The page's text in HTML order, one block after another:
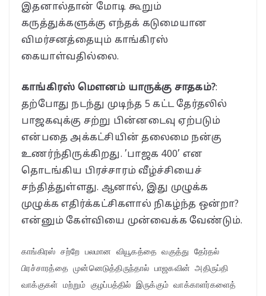
இதனால்தான் மோடி கூறும்
கருத்துக்களுக்கு எந்தக் கடுமையான
விமர்சனத்தையும் காங்கிரஸ்
கையாள்வதில்லை.
காங்கிரஸ் மௌனம் யாருக்கு சாதகம்?:
தற்போது நடந்து முடிந்த 5 கட்ட தேர்தலில்
பாஜகவுக்கு சற்று பின்னடைவு ஏற்படும்
என்பதை அக்கட்சியின் தலைமை நன்கு
உணர்ந்திருக்கிறது. ’பாஜக 400’ என
தொடங்கிய பிரச்சாரம் வீழ்ச்சியைச்
சந்தித்துள்ளது. ஆனால், இது முழுக்க
முழுக்க எதிர்க்கட்சிகளால் நிகழ்ந்த ஒன்றா?
என்னும் கேள்வியை முன்வைக்க வேண்டும்.
காங்கிரஸ் சற்றே பலமான வியூகத்தை வகுத்து தேர்தல்
பிரச்சாரத்தை முன்னெடுத்திருந்தால் பாஜகவின் அதிருப்தி
வாக்குகள் மற்றும் குழப்பத்தில் இருக்கும் வாக்காளர்களைத்